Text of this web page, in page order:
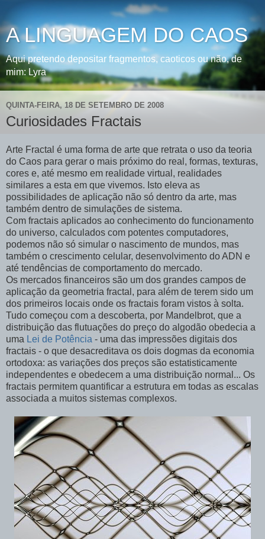
A LINGUAGEM DO CAOS
Aqui pretendo depositar fragmentos, caoticos ou não, de
mim: Lyra
QUINTA-FEIRA, 18 DE SETEMBRO DE 2008
Curiosidades Fractais
Arte Fractal é uma forma de arte que retrata o uso da teoria
do Caos para gerar o mais próximo do real, formas, texturas,
cores e, até mesmo em realidade virtual, realidades
similares a esta em que vivemos. Isto eleva as
possibilidades de aplicação não só dentro da arte, mas
também dentro de simulações de sistema.
Com fractais aplicados ao conhecimento do funcionamento
do universo, calculados com potentes computadores,
podemos não só simular o nascimento de mundos, mas
também o crescimento celular, desenvolvimento do ADN e
até tendências de comportamento do mercado.
Os mercados financeiros são um dos grandes campos de
aplicação da geometria fractal, para além de terem sido um
dos primeiros locais onde os fractais foram vistos à solta.
Tudo começou com a descoberta, por Mandelbrot, que a
distribuição das flutuações do preço do algodão obedecia a
uma Lei de Potência - uma das impressões digitais dos
fractais - o que desacreditava os dois dogmas da economia
ortodoxa: as variações dos preços são estatisticamente
independentes e obedecem a uma distribuição normal... Os
fractais permitem quantificar a estrutura em todas as escalas
associada a muitos sistemas complexos.